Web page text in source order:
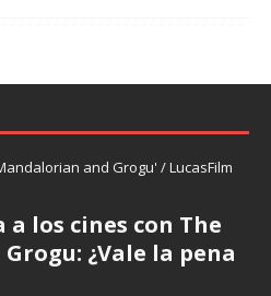
los cines con The
¿Vale la pena